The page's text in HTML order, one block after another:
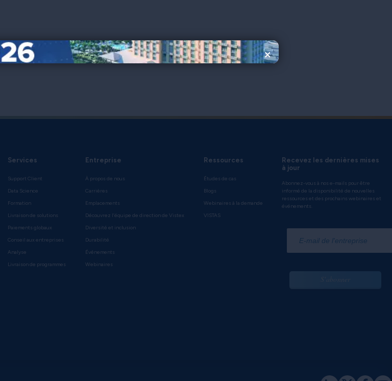
×
Services
Support Client
Data Science
Formation
Livraison de solutions
Paiements globaux
Conseil aux entreprises
Analyse
Livraison de programmes
Entreprise
À propos de nous
Carrières
Emplacements
Découvrez l’équipe de direction de Vistex
Diversité et inclusion
Durabilité
Événements
Webinaires
Ressources
Études de cas
Blogs
Webinaires à la demande
VISTAS
Recevez les dernières mises
à jour
Abonnez-vous à nos e-mails pour être
informé de la disponibilité de nouvelles
ressources et des prochains webinaires et
événements.
S'abonner